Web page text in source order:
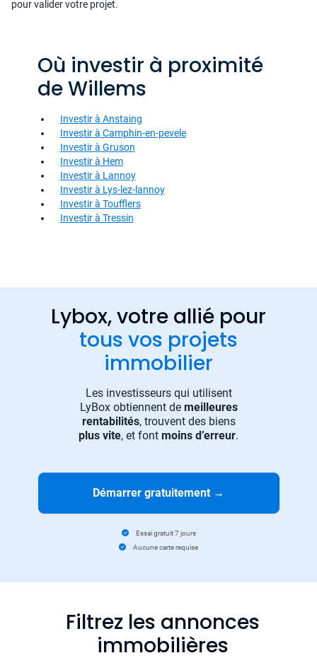
pour valider votre projet.
Où investir à proximité
de Willems
Investir à Anstaing
Investir à Camphin-en-pevele
Investir à Gruson
Investir à Hem
Investir à Lannoy
Investir à Lys-lez-lannoy
Investir à Toufflers
Investir à Tressin
Lybox, votre allié pour
tous vos projets
immobilier
Les investisseurs qui utilisent
LyBox obtiennent de meilleures
rentabilités, trouvent des biens
plus vite, et font moins d’erreur.
Démarrer gratuitement →
Essai gratuit 7 jours
Aucune carte requise
Filtrez les annonces
immobilières